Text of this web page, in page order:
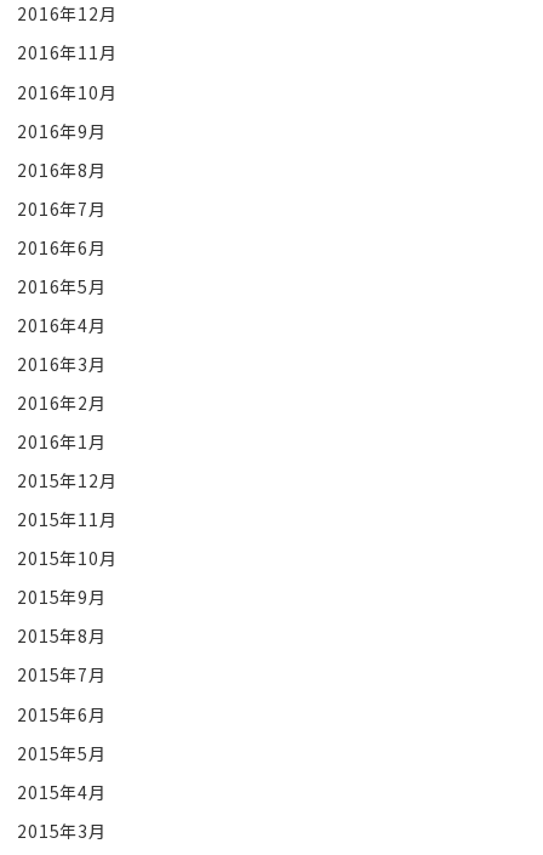
2016年12月
2016年11月
2016年10月
2016年9月
2016年8月
2016年7月
2016年6月
2016年5月
2016年4月
2016年3月
2016年2月
2016年1月
2015年12月
2015年11月
2015年10月
2015年9月
2015年8月
2015年7月
2015年6月
2015年5月
2015年4月
2015年3月